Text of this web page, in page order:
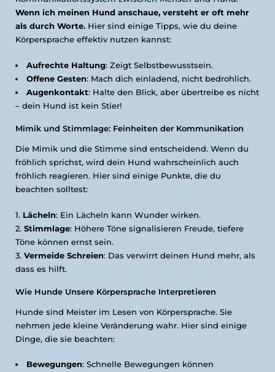
Wenn ich meinen Hund anschaue, versteht er oft mehr
als durch Worte. Hier sind einige Tipps, wie du deine
Körpersprache effektiv nutzen kannst:
Aufrechte Haltung: Zeigt Selbstbewusstsein.
Offene Gesten: Mach dich einladend, nicht bedrohlich.
Augenkontakt: Halte den Blick, aber übertreibe es nicht
– dein Hund ist kein Stier!
Mimik und Stimmlage: Feinheiten der Kommunikation
Die Mimik und die Stimme sind entscheidend. Wenn du
fröhlich sprichst, wird dein Hund wahrscheinlich auch
fröhlich reagieren. Hier sind einige Punkte, die du
beachten solltest:
Lächeln: Ein Lächeln kann Wunder wirken.
Stimmlage: Höhere Töne signalisieren Freude, tiefere
Töne können ernst sein.
Vermeide Schreien: Das verwirrt deinen Hund mehr, als
dass es hilft.
Wie Hunde Unsere Körpersprache Interpretieren
Hunde sind Meister im Lesen von Körpersprache. Sie
nehmen jede kleine Veränderung wahr. Hier sind einige
Dinge, die sie beachten:
Bewegungen: Schnelle Bewegungen können